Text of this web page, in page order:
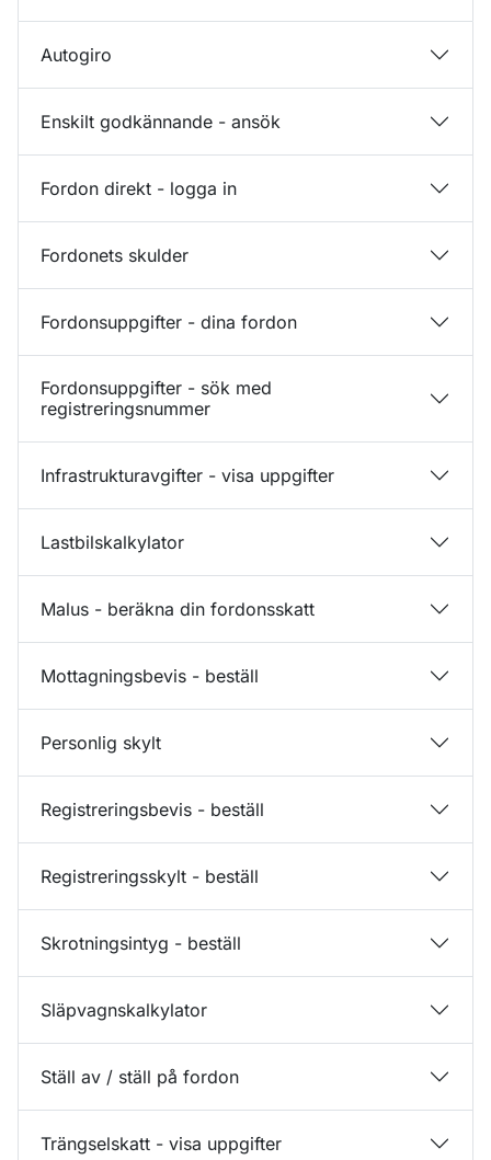
Autogiro
Enskilt godkännande - ansök
Fordon direkt - logga in
Fordonets skulder
Fordonsuppgifter - dina fordon
Fordonsuppgifter - sök med
registreringsnummer
Infrastrukturavgifter - visa uppgifter
Lastbilskalkylator
Malus - beräkna din fordonsskatt
Mottagningsbevis - beställ
Personlig skylt
Registreringsbevis - beställ
Registreringsskylt - beställ
Skrotningsintyg - beställ
Släpvagnskalkylator
Ställ av / ställ på fordon
Trängselskatt - visa uppgifter